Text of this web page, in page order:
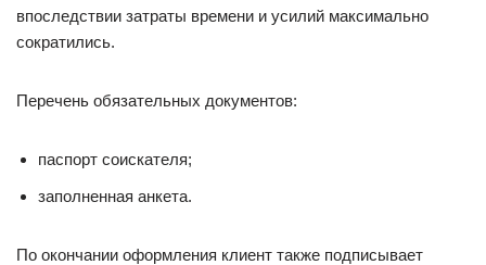
впоследствии затраты времени и усилий максимально
сократились.
Перечень обязательных документов:
паспорт соискателя;
заполненная анкета.
По окончании оформления клиент также подписывает